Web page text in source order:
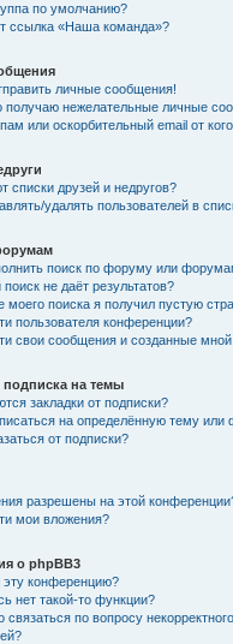
по умолчанию?
ссылка «Наша команда»?
личные сообщения!
получаю нежелательные личные
или оскорбительный email от
списки друзей и недругов?
удалять пользователей в
поиск по форуму или
не даёт результатов?
моего поиска я получил пустую
пользователя конференции?
свои сообщения и созданные
подписка на темы
закладки от подписки?
на определённую тему или
от подписки?
разрешены на этой
мои вложения?
о phpBB3
эту конференцию?
нет такой-то функции?
по вопросу